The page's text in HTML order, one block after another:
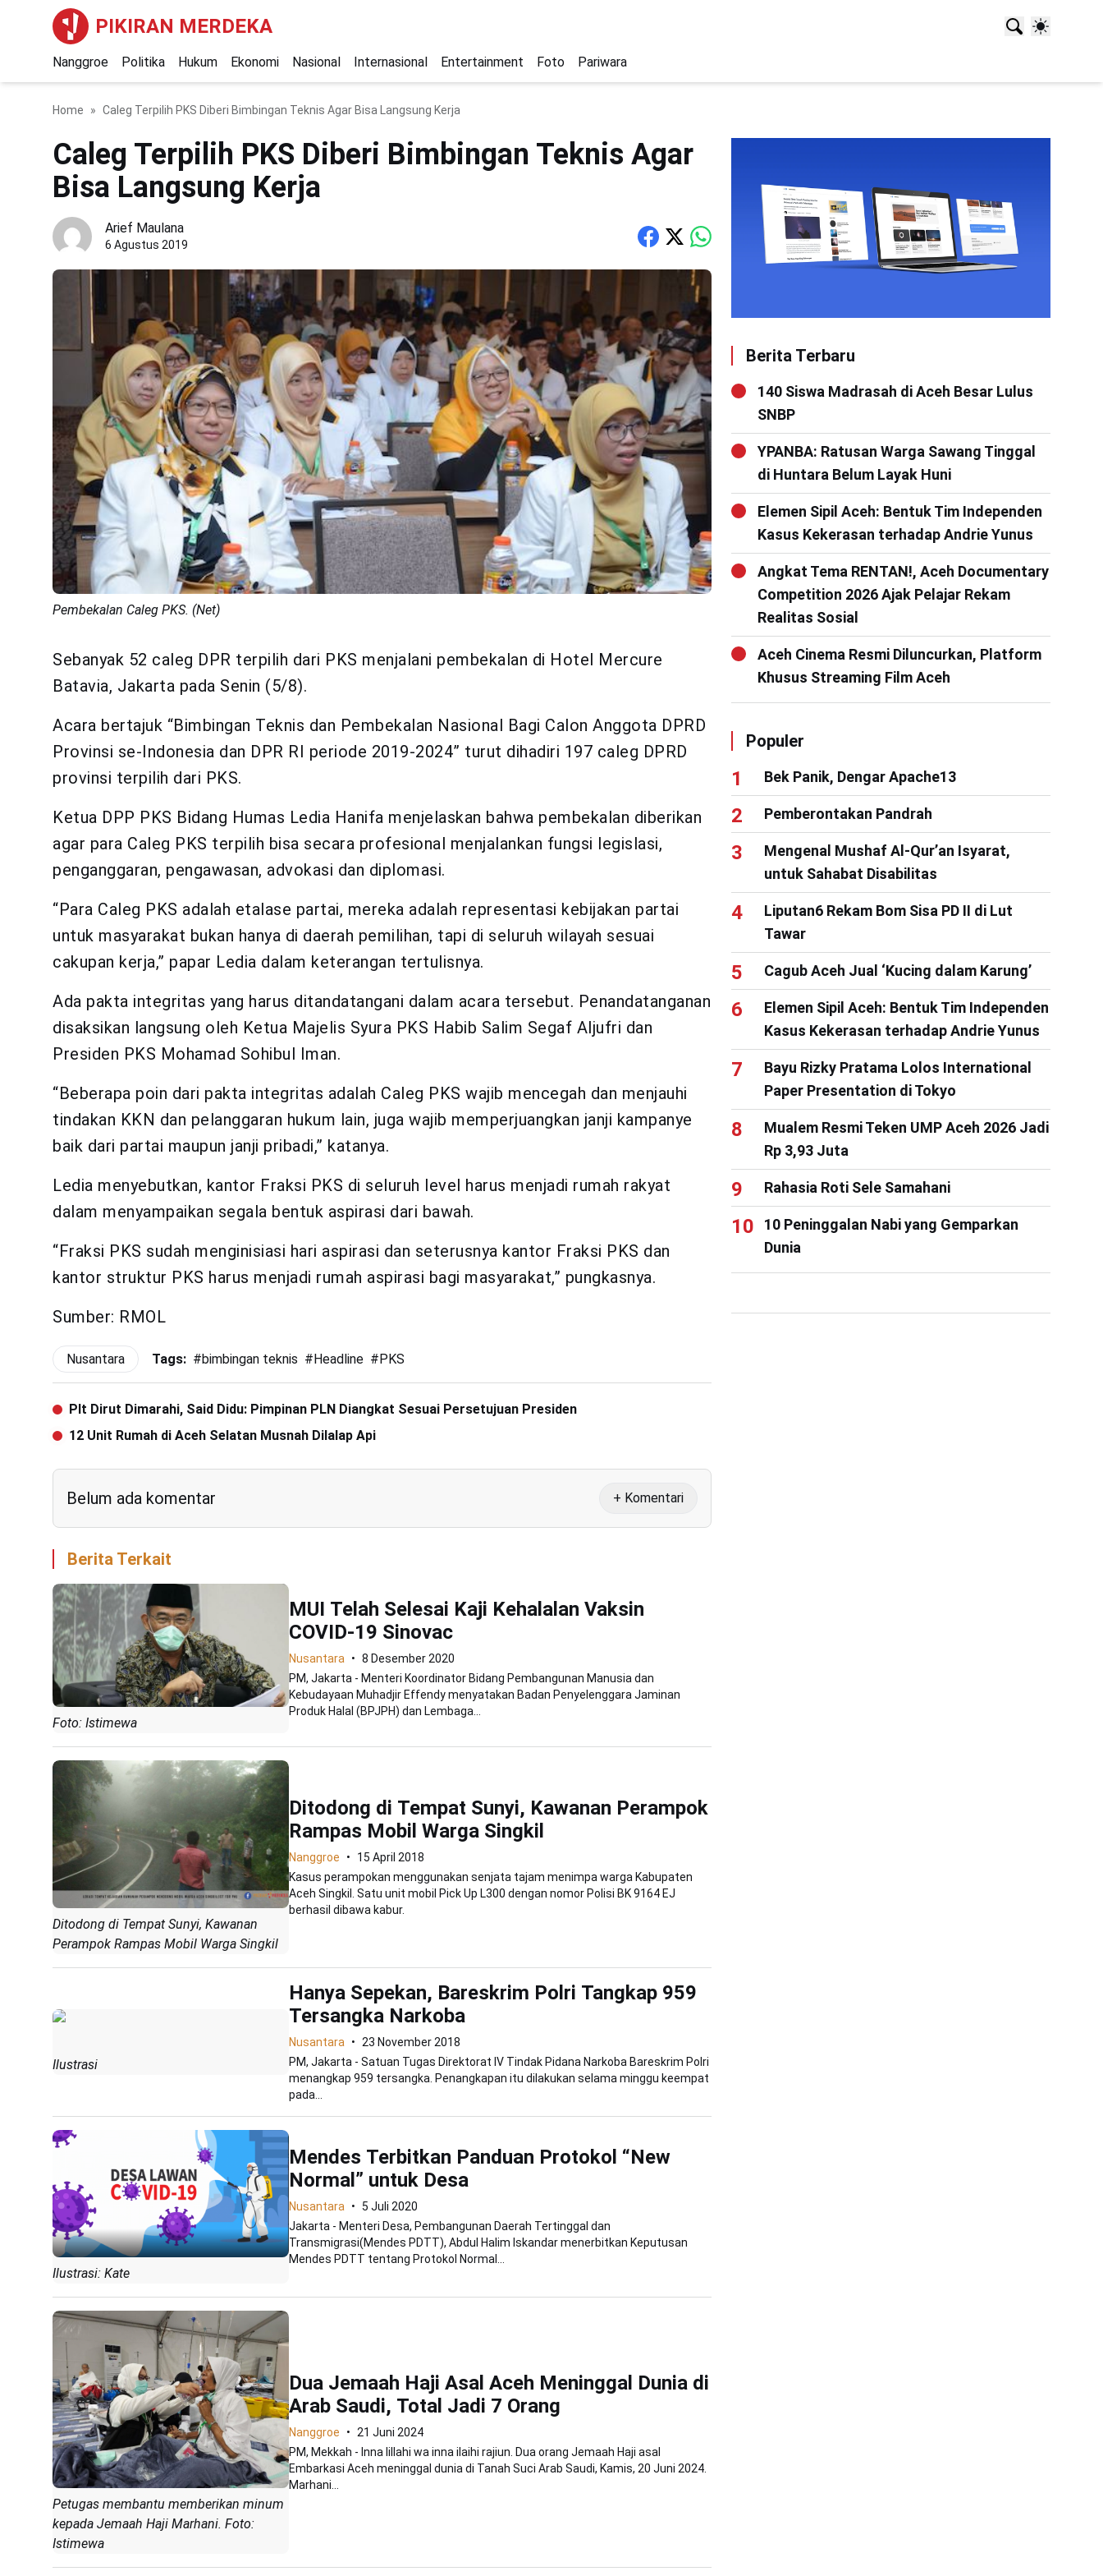
PIKIRAN MERDEKA
Nanggroe Politika Hukum Ekonomi Nasional Internasional Entertainment Foto Pariwara
Home Caleg Terpilih PKS Diberi Bimbingan Teknis Agar Bisa Langsung Kerja
Caleg Terpilih PKS Diberi Bimbingan Teknis Agar
Bisa Langsung Kerja
Arief Maulana
6 Agustus 2019
Pembekalan Caleg PKS. (Net)
Sebanyak 52 caleg DPR terpilih dari PKS menjalani pembekalan di Hotel Mercure
Batavia, Jakarta pada Senin (5/8).
Acara bertajuk “Bimbingan Teknis dan Pembekalan Nasional Bagi Calon Anggota DPRD
Provinsi se-Indonesia dan DPR RI periode 2019-2024” turut dihadiri 197 caleg DPRD
provinsi terpilih dari PKS.
Ketua DPP PKS Bidang Humas Ledia Hanifa menjelaskan bahwa pembekalan diberikan
agar para Caleg PKS terpilih bisa secara profesional menjalankan fungsi legislasi,
penganggaran, pengawasan, advokasi dan diplomasi.
“Para Caleg PKS adalah etalase partai, mereka adalah representasi kebijakan partai
untuk masyarakat bukan hanya di daerah pemilihan, tapi di seluruh wilayah sesuai
cakupan kerja,” papar Ledia dalam keterangan tertulisnya.
Ada pakta integritas yang harus ditandatangani dalam acara tersebut. Penandatanganan
disaksikan langsung oleh Ketua Majelis Syura PKS Habib Salim Segaf Aljufri dan
Presiden PKS Mohamad Sohibul Iman.
“Beberapa poin dari pakta integritas adalah Caleg PKS wajib mencegah dan menjauhi
tindakan KKN dan pelanggaran hukum lain, juga wajib memperjuangkan janji kampanye
baik dari partai maupun janji pribadi,” katanya.
Ledia menyebutkan, kantor Fraksi PKS di seluruh level harus menjadi rumah rakyat
dalam menyampaikan segala bentuk aspirasi dari bawah.
“Fraksi PKS sudah menginisiasi hari aspirasi dan seterusnya kantor Fraksi PKS dan
kantor struktur PKS harus menjadi rumah aspirasi bagi masyarakat,” pungkasnya.
Sumber: RMOL
Nusantara Tags: #bimbingan teknis #Headline #PKS
Plt Dirut Dimarahi, Said Didu: Pimpinan PLN Diangkat Sesuai Persetujuan Presiden
12 Unit Rumah di Aceh Selatan Musnah Dilalap Api
Belum ada komentar + Komentari
Berita Terkait
Foto: Istimewa
MUI Telah Selesai Kaji Kehalalan Vaksin
COVID-19 Sinovac
Nusantara
8 Desember 2020
PM, Jakarta - Menteri Koordinator Bidang Pembangunan Manusia dan
Kebudayaan Muhadjir Effendy menyatakan Badan Penyelenggara Jaminan
Produk Halal (BPJPH) dan Lembaga...
Ditodong di Tempat Sunyi, Kawanan
Perampok Rampas Mobil Warga Singkil
Ditodong di Tempat Sunyi, Kawanan Perampok
Rampas Mobil Warga Singkil
Nanggroe
15 April 2018
Kasus perampokan menggunakan senjata tajam menimpa warga Kabupaten
Aceh Singkil. Satu unit mobil Pick Up L300 dengan nomor Polisi BK 9164 EJ
berhasil dibawa kabur.
Ilustrasi
Hanya Sepekan, Bareskrim Polri Tangkap 959
Tersangka Narkoba
Nusantara
23 November 2018
PM, Jakarta - Satuan Tugas Direktorat IV Tindak Pidana Narkoba Bareskrim Polri
menangkap 959 tersangka. Penangkapan itu dilakukan selama minggu keempat
pada...
Ilustrasi: Kate
Mendes Terbitkan Panduan Protokol “New
Normal” untuk Desa
Nusantara
5 Juli 2020
Jakarta - Menteri Desa, Pembangunan Daerah Tertinggal dan
Transmigrasi(Mendes PDTT), Abdul Halim Iskandar menerbitkan Keputusan
Mendes PDTT tentang Protokol Normal...
Petugas membantu memberikan minum
kepada Jemaah Haji Marhani. Foto:
Istimewa
Dua Jemaah Haji Asal Aceh Meninggal Dunia di
Arab Saudi, Total Jadi 7 Orang
Nanggroe
21 Juni 2024
PM, Mekkah - Inna lillahi wa inna ilaihi rajiun. Dua orang Jemaah Haji asal
Embarkasi Aceh meninggal dunia di Tanah Suci Arab Saudi, Kamis, 20 Juni 2024.
Marhani...
Berita Terbaru
140 Siswa Madrasah di Aceh Besar Lulus
SNBP
YPANBA: Ratusan Warga Sawang Tinggal
di Huntara Belum Layak Huni
Elemen Sipil Aceh: Bentuk Tim Independen
Kasus Kekerasan terhadap Andrie Yunus
Angkat Tema RENTAN!, Aceh Documentary
Competition 2026 Ajak Pelajar Rekam
Realitas Sosial
Aceh Cinema Resmi Diluncurkan, Platform
Khusus Streaming Film Aceh
Populer
Bek Panik, Dengar Apache13
Pemberontakan Pandrah
Mengenal Mushaf Al-Qur’an Isyarat,
untuk Sahabat Disabilitas
Liputan6 Rekam Bom Sisa PD II di Lut
Tawar
Cagub Aceh Jual ‘Kucing dalam Karung’
Elemen Sipil Aceh: Bentuk Tim Independen
Kasus Kekerasan terhadap Andrie Yunus
Bayu Rizky Pratama Lolos International
Paper Presentation di Tokyo
Mualem Resmi Teken UMP Aceh 2026 Jadi
Rp 3,93 Juta
Rahasia Roti Sele Samahani
10 Peninggalan Nabi yang Gemparkan
Dunia